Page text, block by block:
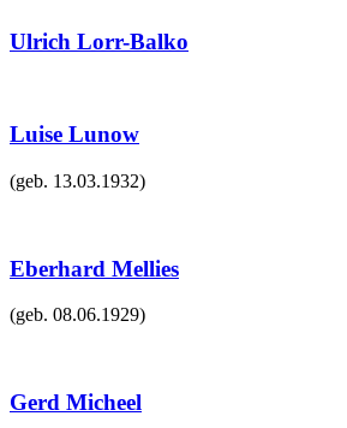
Ulrich Lorr-Balko
Luise Lunow
(geb. 13.03.1932)
Eberhard Mellies
(geb. 08.06.1929)
Gerd Micheel